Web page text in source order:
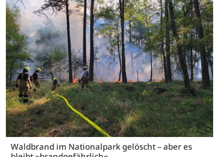
Waldbrand im Nationalpark gelöscht – aber es